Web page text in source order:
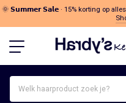
🌞 𝗦𝘂𝗺𝗺𝗲𝗿 𝗦𝗮𝗹𝗲 · 15% korting op
haarproduct